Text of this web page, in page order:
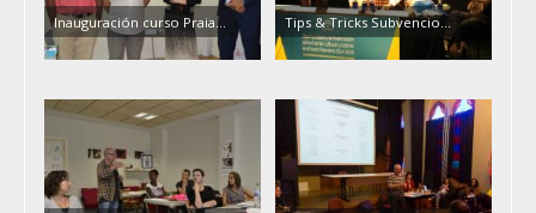
Inauguración curso Praia... Tips & Tricks Subvencio...